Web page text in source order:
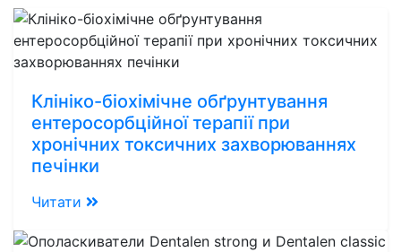
Клініко-біохімічне обґрунтування
ентеросорбційної терапії при
хронічних токсичних захворюваннях
печінки
Читати